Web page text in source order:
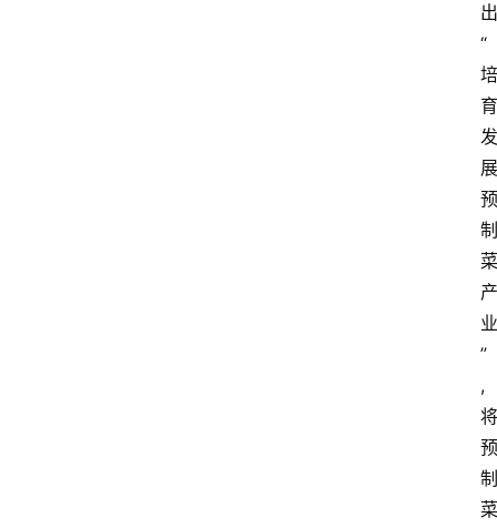
出
“
培
育
发
展
预
制
菜
产
业
”
,
将
预
制
菜